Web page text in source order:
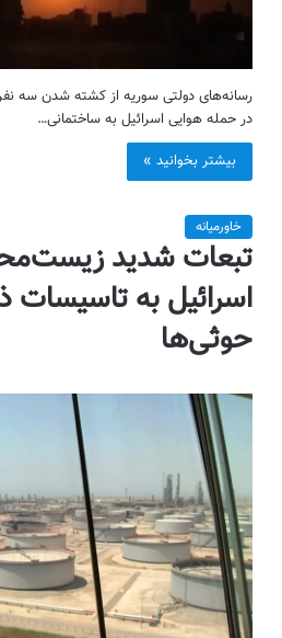
رسانه‌های دولتی سوریه از کشته شدن سه
در حمله هوایی اسرائیل به ساختمانی…
بیشتر بخوانید »
خاورمیانه
تبعات شدید
اسرائیل به تاسیسات
حوثی‌ها